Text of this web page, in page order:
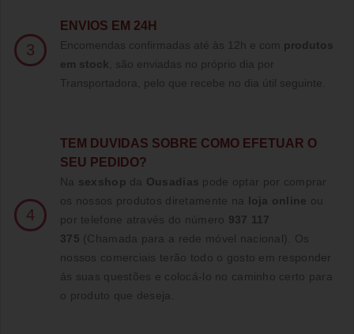
3
ENVIOS EM 24H
Encomendas confirmadas até às 12h e com produtos
em stock , são enviadas no próprio dia por
Transportadora, pelo que recebe no dia útil seguinte.
4
TE M DUVIDAS SOBRE COMO EFETUAR O
SEU PEDIDO?
Na sexshop da Ousadias pode optar por comprar
os nossos produtos diretamente na loja online ou
por telefone através do número 937 117
375 (Chamada para a rede móvel nacional)
. Os
nossos comerciais terão todo o gosto em responder
ás suas questões e colocá-lo no caminho certo para
o produto que deseja.